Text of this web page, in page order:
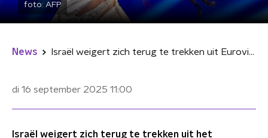
foto: AFP
News Israël weigert zich terug te trekken uit Eurovisie Songfestival: "Mag niet politiek worden"
di 16 september 2025 11:00
Israël weigert zich terug te trekken uit het